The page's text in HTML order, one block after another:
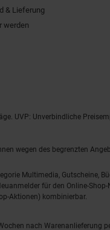
& Lieferung
werden
UVP: Unverbindliche
wegen des begrenzten
Multimedia, Gutscheine,
für den Online-
Aktionen) kombinierbar.
nach Warenanlieferung